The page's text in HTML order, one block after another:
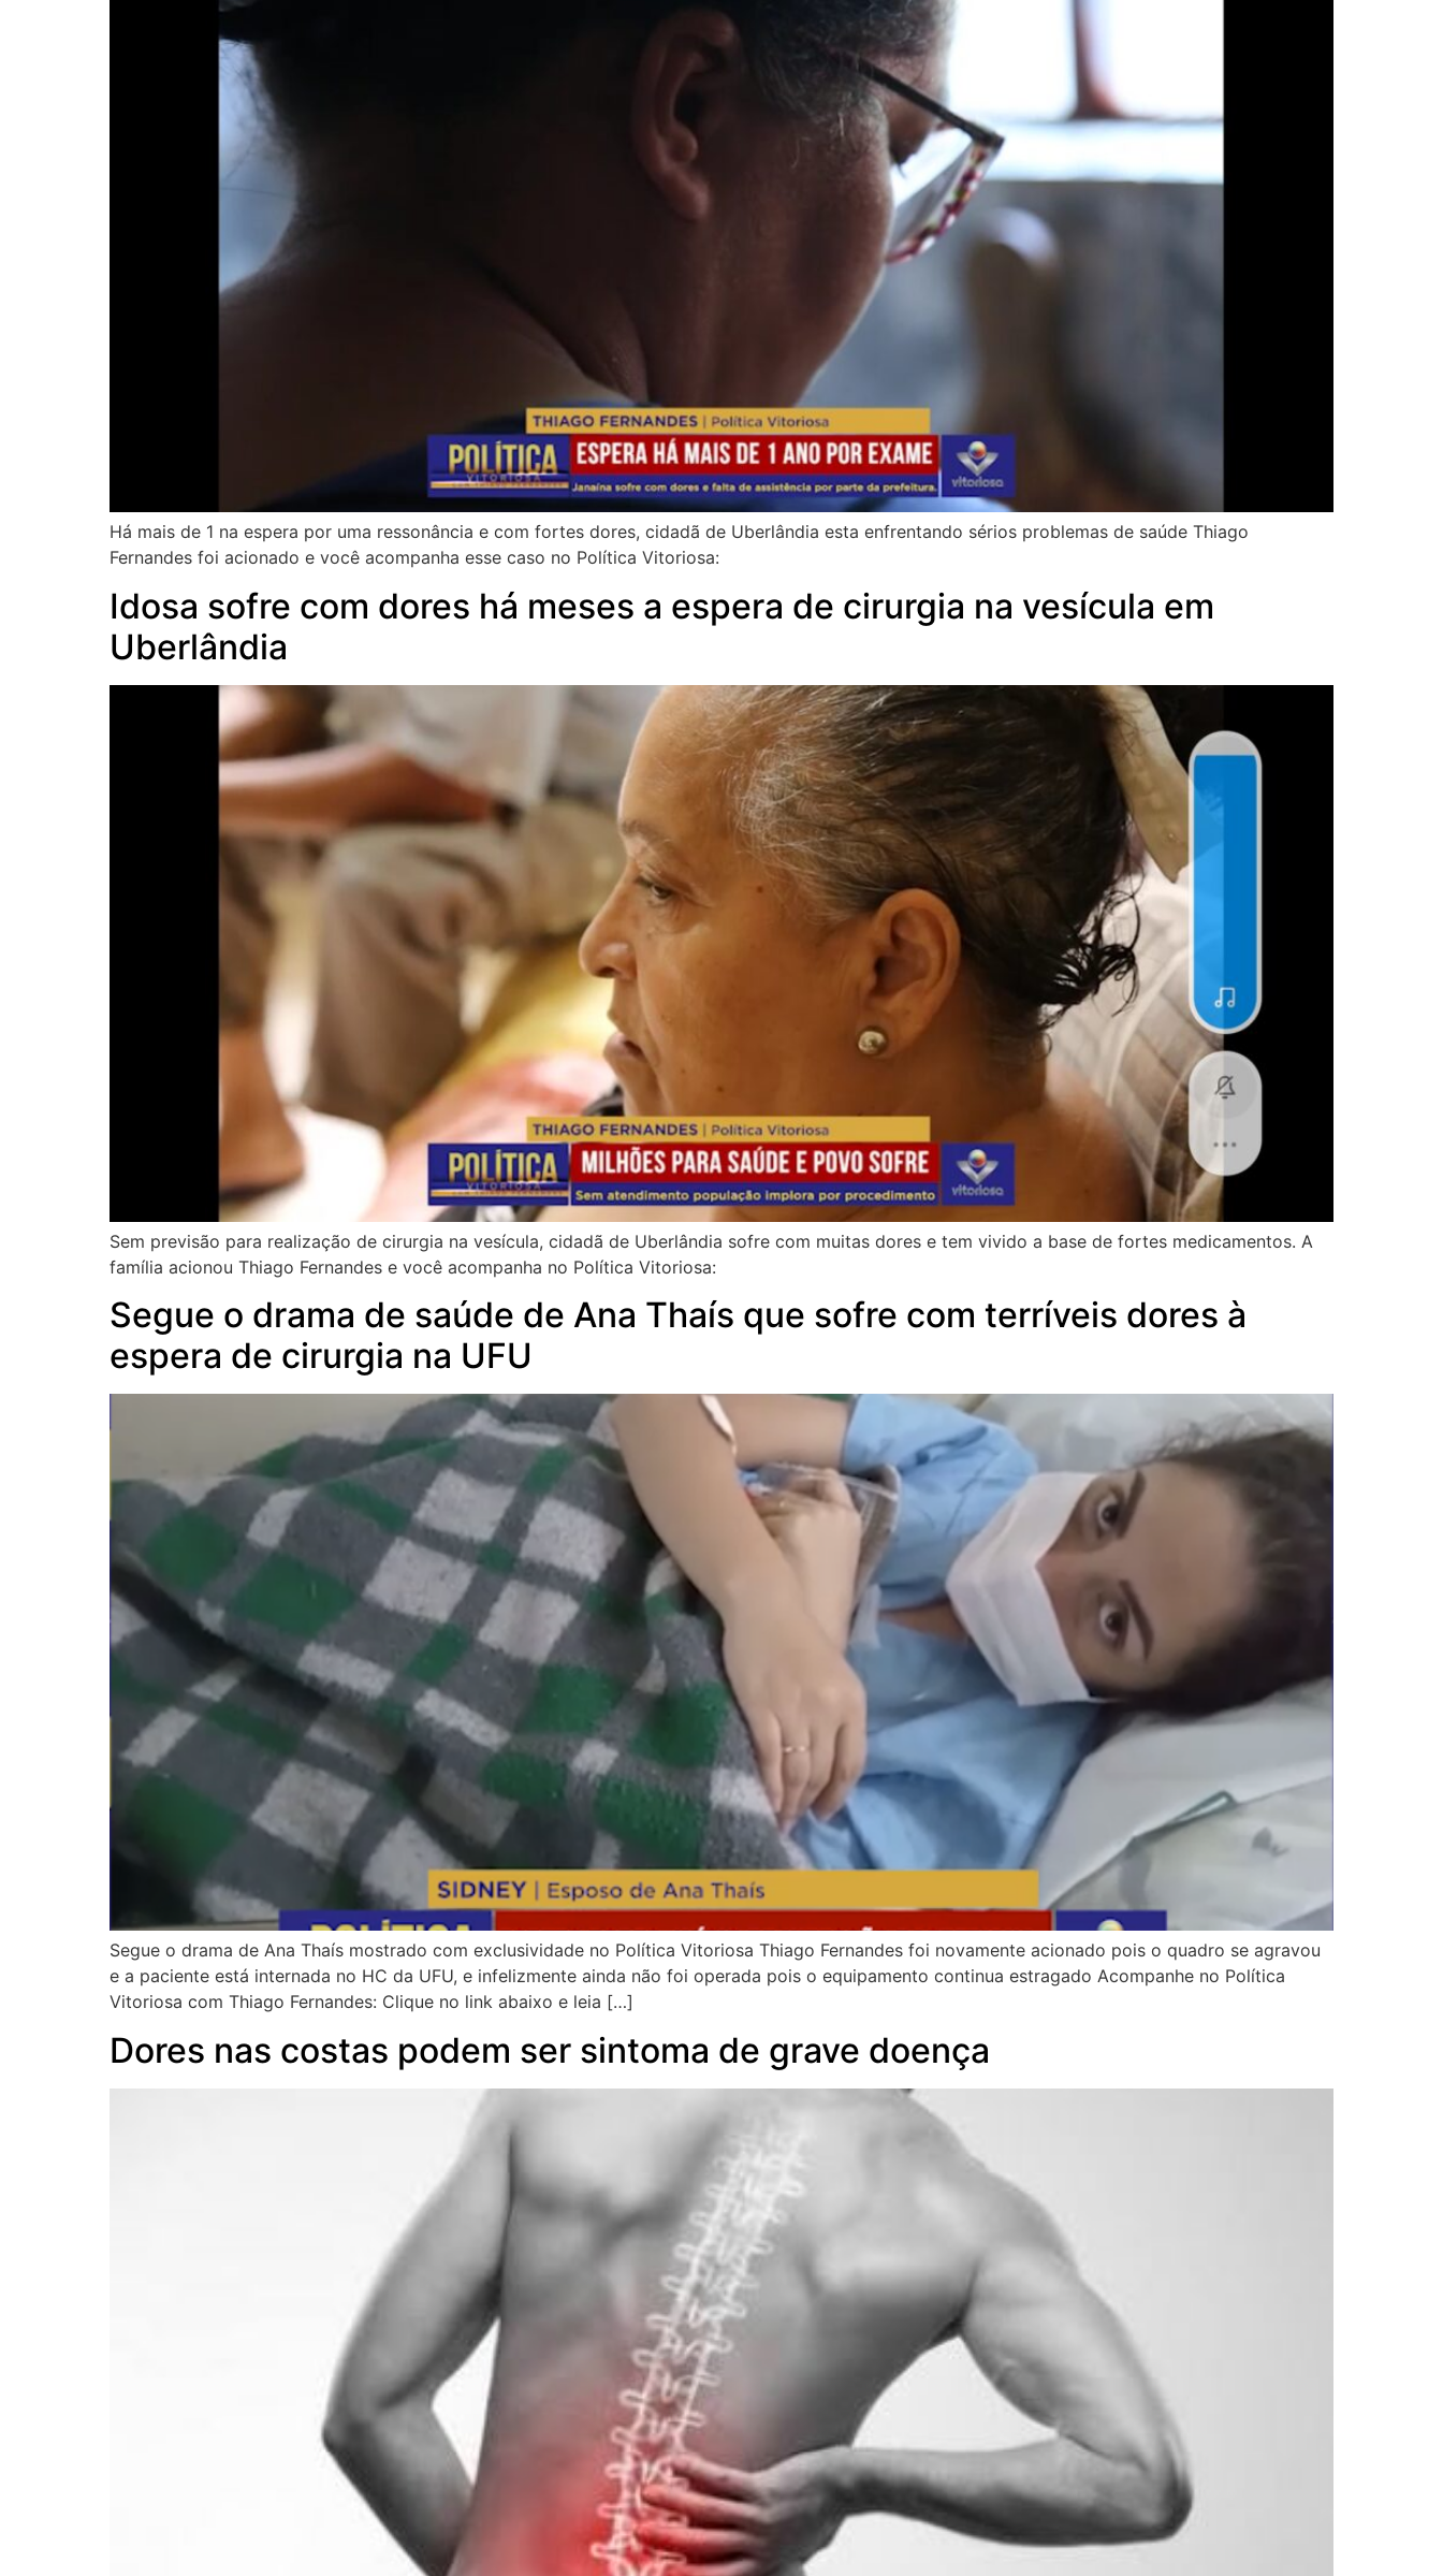
Há mais de 1 na espera por uma ressonância e com fortes dores, cidadã de Uberlândia esta enfrentando sérios problemas de saúde Thiago
Fernandes foi acionado e você acompanha esse caso no Política Vitoriosa:
Idosa sofre com dores há meses a espera de cirurgia na vesícula em
Uberlândia
Sem previsão para realização de cirurgia na vesícula, cidadã de Uberlândia sofre com muitas dores e tem vivido a base de fortes medicamentos. A
família acionou Thiago Fernandes e você acompanha no Política Vitoriosa:
Segue o drama de saúde de Ana Thaís que sofre com terríveis dores à
espera de cirurgia na UFU
Segue o drama de Ana Thaís mostrado com exclusividade no Política Vitoriosa Thiago Fernandes foi novamente acionado pois o quadro se agravou
e a paciente está internada no HC da UFU, e infelizmente ainda não foi operada pois o equipamento continua estragado Acompanhe no Política
Vitoriosa com Thiago Fernandes: Clique no link abaixo e leia […]
Dores nas costas podem ser sintoma de grave doença